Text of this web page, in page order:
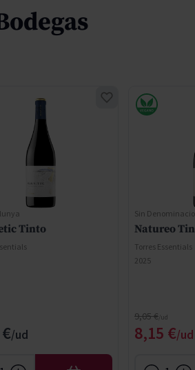
Tinto
Sin
Natureo
Torres Essentials
2025
Special
8,15 €
Regular Price
9,05 €